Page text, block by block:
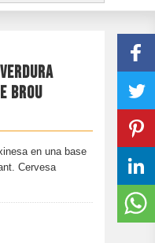
BROU
en una base
Cervesa